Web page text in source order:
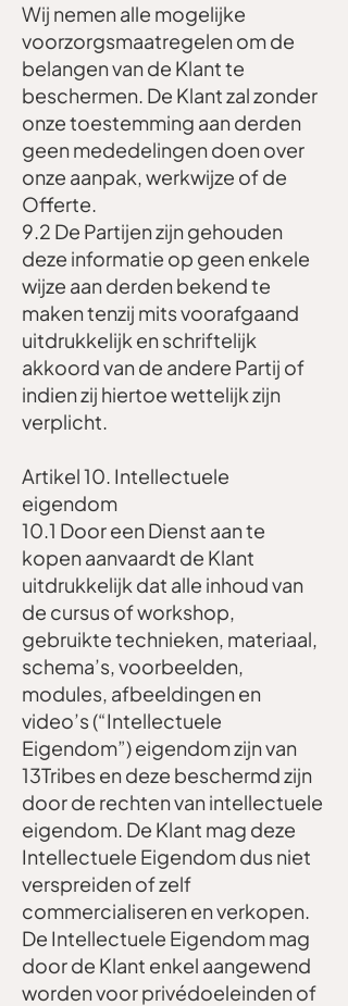
Wij nemen alle mogelijke
voorzorgsmaatregelen om de
belangen van de Klant te
beschermen. De Klant zal zonder
onze toestemming aan derden
geen mededelingen doen over
onze aanpak, werkwijze of de
Offerte.
9.2 De Partijen zijn gehouden
deze informatie op geen enkele
wijze aan derden bekend te
maken tenzij mits voorafgaand
uitdrukkelijk en schriftelijk
akkoord van de andere Partij of
indien zij hiertoe wettelijk zijn
verplicht.
Artikel 10. Intellectuele
eigendom
10.1 Door een Dienst aan te
kopen aanvaardt de Klant
uitdrukkelijk dat alle inhoud van
de cursus of workshop,
gebruikte technieken, materiaal,
schema’s, voorbeelden,
modules, afbeeldingen en
video’s (“Intellectuele
Eigendom”) eigendom zijn van
13Tribes en deze beschermd zijn
door de rechten van intellectuele
eigendom. De Klant mag deze
Intellectuele Eigendom dus niet
verspreiden of zelf
commercialiseren en verkopen.
De Intellectuele Eigendom mag
door de Klant enkel aangewend
worden voor privédoeleinden of